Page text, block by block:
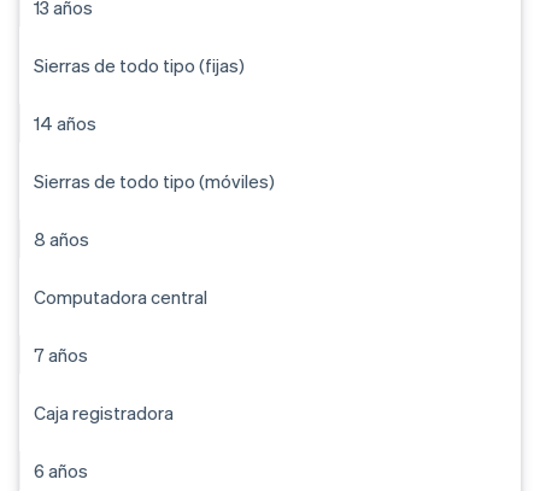
13 años
Sierras de todo tipo (fijas)
14 años
Sierras de todo tipo (móviles)
8 años
Computadora central
7 años
Caja registradora
6 años